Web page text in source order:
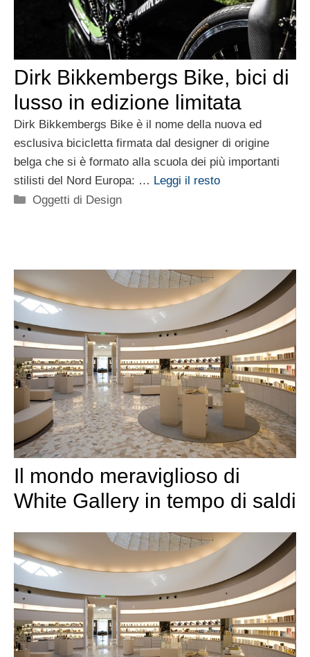
Dirk Bikkembergs Bike, bici di
lusso in edizione limitata
Dirk Bikkembergs Bike è il nome della nuova ed
esclusiva bicicletta firmata dal designer di origine
belga che si è formato alla scuola dei più importanti
stilisti del Nord Europa: … Leggi il resto
Categorie
Oggetti di Design
Il mondo meraviglioso di
White Gallery in tempo di saldi